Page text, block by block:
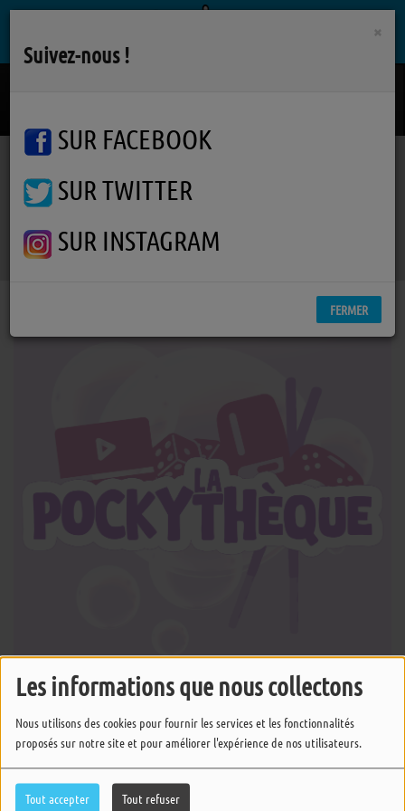
Les informations que nous collectons
Nous utilisons des cookies pour fournir les services et les fonctionnalités
proposés sur notre site et pour améliorer l'expérience de nos utilisateurs.
Tout accepter Tout refuser
Podcasts La Pockythèque
La Pockythèque - Courtisans
ÉCOUTER LE PODCAST TÉLÉCHARGER LE PODCAST
×
Suivez-nous !
SUR FACEBOOK
SUR TWITTER
SUR INSTAGRAM
FERMER